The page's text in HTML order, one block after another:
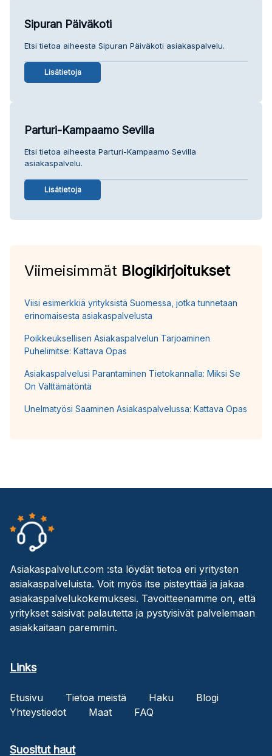
Sipuran Päiväkoti
Etsi tietoa aiheesta Sipuran Päiväkoti asiakaspalvelu.
Lisätietoja
Parturi-Kampaamo Sevilla
Etsi tietoa aiheesta Parturi-Kampaamo Sevilla
asiakaspalvelu.
Lisätietoja
Viimeisimmät Blogikirjoitukset
Viisi esimerkkiä yrityksistä Suomessa, jotka tunnetaan
erinomaisesta asiakaspalvelusta
Poikkeuksellisen Asiakaspalvelun Tarjoaminen
Puhelimitse: Kattava Opas
Asiakaspalvelusi Parantaminen Tietokannalla: Miksi Se
On Välttämätöntä
Unelmatyösi Saaminen Asiakaspalvelussa: Kattava Opas
Asiakaspalvelut.com :sta löydät tietoa eri yritysten
asiakaspalveluista. Voit myös itse pisteyttää ja jakaa
asiakaspalvelukokemuksesi. Tavoitteenamme on, että
yritykset saisivat palautetta ja pystyisivät palvelemaan
asiakkaitaan paremmin.
Links
Etusivu Tietoa meistä Haku
Blogi
Yhteystiedot
Maat FAQ
Suositut haut